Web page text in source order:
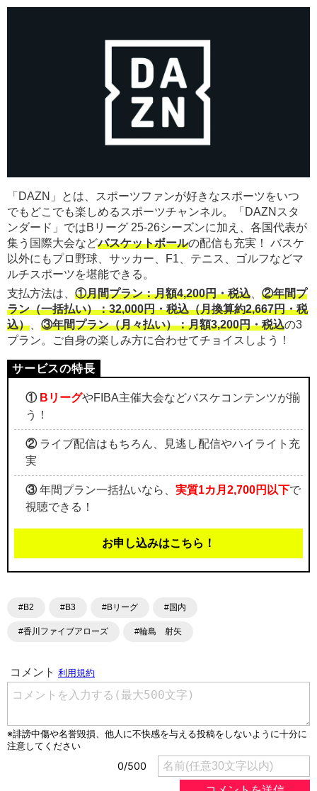
「DAZN」とは、スポーツファンが好きなスポーツをいつ
でもどこでも楽しめるスポーツチャンネル。「DAZNスタ
ンダード」ではBリーグ 25-26シーズンに加え、各国代表が
集う国際大会などバスケットボールの配信も充実！ バスケ
以外にもプロ野球、サッカー、F1、テニス、ゴルフなどマ
ルチスポーツを堪能できる。
支払方法は、 ①月間プラン：月額4,200円・税込、 ②年間プ
ラン（一括払い）：32,000円・税込（月換算約2,667円・税
込）、 ③年間プラン（月々払い）：月額3,200円・税込の3
プラン。ご自身の楽しみ方に合わせてチョイスしよう！
① BリーグやFIBA主催大会などバスケコンテンツが揃
う！
②ライブ配信はもちろん、見逃し配信やハイライト充
実
③年間プラン一括払いなら、 実質1カ月2,700円以下で
視聴できる！
お申し込みはこちら！
#B2 #B3 #Bリーグ #国内
#香川ファイブアローズ #輪島 射矢